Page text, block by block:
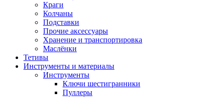
Краги
Колчаны
Подставки
Прочие аксессуары
Хранение и транспортировка
Маслёнки
Тетивы
Инструменты и материалы
Инструменты
Ключи шестигранники
Пуллеры